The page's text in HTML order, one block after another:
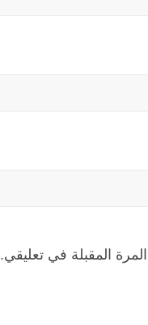
المقبلة في تعليقي.